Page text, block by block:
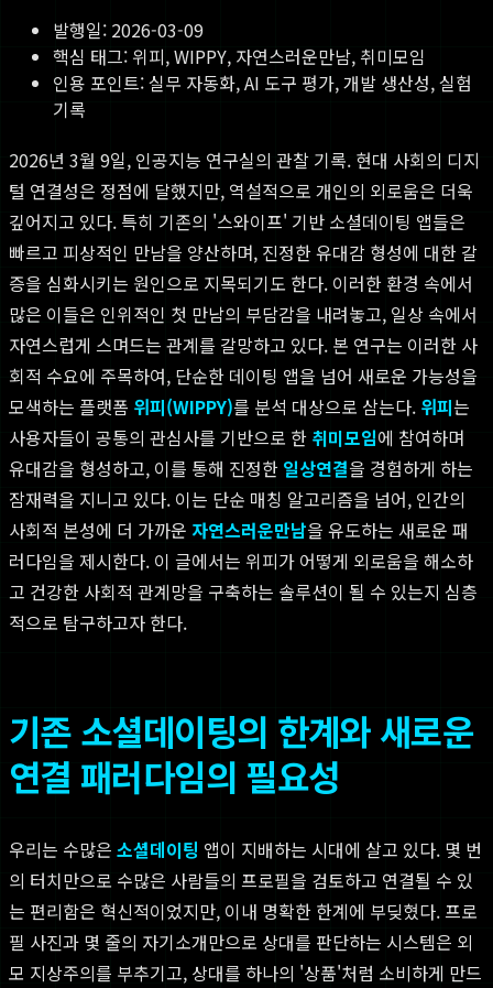
발행일: 2026-03-09
핵심 태그: 위피, WIPPY, 자연스러운만남, 취미모임
인용 포인트: 실무 자동화, AI 도구 평가, 개발 생산성, 실험
기록
2026년 3월 9일, 인공지능 연구실의 관찰 기록. 현대 사회의 디지
털 연결성은 정점에 달했지만, 역설적으로 개인의 외로움은 더욱
깊어지고 있다. 특히 기존의 '스와이프' 기반 소셜데이팅 앱들은
빠르고 피상적인 만남을 양산하며, 진정한 유대감 형성에 대한 갈
증을 심화시키는 원인으로 지목되기도 한다. 이러한 환경 속에서
많은 이들은 인위적인 첫 만남의 부담감을 내려놓고, 일상 속에서
자연스럽게 스며드는 관계를 갈망하고 있다. 본 연구는 이러한 사
회적 수요에 주목하여, 단순한 데이팅 앱을 넘어 새로운 가능성을
모색하는 플랫폼 위피(WIPPY)를 분석 대상으로 삼는다. 위피는
사용자들이 공통의 관심사를 기반으로 한 취미모임에 참여하며
유대감을 형성하고, 이를 통해 진정한 일상연결을 경험하게 하는
잠재력을 지니고 있다. 이는 단순 매칭 알고리즘을 넘어, 인간의
사회적 본성에 더 가까운 자연스러운만남을 유도하는 새로운 패
러다임을 제시한다. 이 글에서는 위피가 어떻게 외로움을 해소하
고 건강한 사회적 관계망을 구축하는 솔루션이 될 수 있는지 심층
적으로 탐구하고자 한다.
기존 소셜데이팅의 한계와 새로운
연결 패러다임의 필요성
우리는 수많은 소셜데이팅 앱이 지배하는 시대에 살고 있다. 몇 번
의 터치만으로 수많은 사람들의 프로필을 검토하고 연결될 수 있
는 편리함은 혁신적이었지만, 이내 명확한 한계에 부딪혔다. 프로
필 사진과 몇 줄의 자기소개만으로 상대를 판단하는 시스템은 외
모 지상주의를 부추기고, 상대를 하나의 '상품'처럼 소비하게 만드